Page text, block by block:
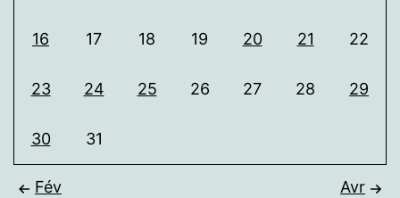
16 17 18 19 20 21 22
23 24 25 26 27 28 29
30 31
Fév Avr